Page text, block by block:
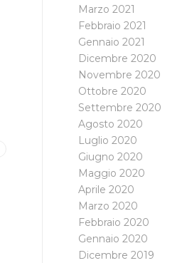
Marzo 2021
Febbraio 2021
Gennaio 2021
Dicembre 2020
Novembre 2020
Ottobre 2020
Settembre 2020
Agosto 2020
Luglio 2020
Giugno 2020
Maggio 2020
Aprile 2020
Marzo 2020
Febbraio 2020
Gennaio 2020
Dicembre 2019